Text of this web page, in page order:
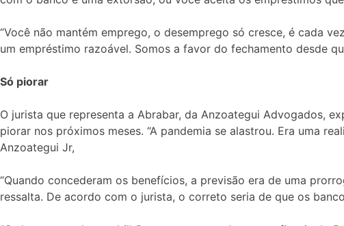
“Você não mantém emprego, o desemprego só cresce, é cada
um empréstimo razoável. Somos a favor do fechamento desde
Só piorar
O jurista que representa a Abrabar, da Anzoategui Advogados,
piorar nos próximos meses. “A pandemia se alastrou. Era uma
Anzoategui Jr,
“Quando concederam os benefícios, a previsão era de uma
ressalta. De acordo com o jurista, o correto seria de que os